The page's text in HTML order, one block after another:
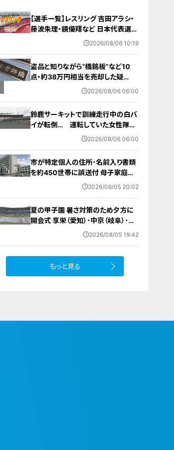
【選手一覧】レスリング 吉田アラシ・
藤波朱理・鏡優翔など 日本代表選手
【アジア大会 愛知･名古屋 2026】
2026/08/06 10:19
盗品と知りながら“橋銘板”など10
点・約38万円相当を売却した疑
い… 無職の男（63）を逮捕 「知り
2026/08/06 06:00
鈴鹿サーキットで訓練走行中の白バ
イが転倒… 運転していた女性隊員
（20代）が頭を打つなどして重傷
2026/08/06 06:00
市が特定個人の住所･名前入り書類
を約450世帯に誤送付 母子家庭が
医療助成費受ける更新手続きの“見
2026/08/05 20:02
夏の甲子園 暑さ対策のため夕方に
開会式 享栄（愛知）･中京（岐阜）･三
重（三重）の球児たちも晴れやかな表
2026/08/05 19:42
もっと見る